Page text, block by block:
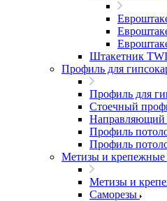
Штакетник
Профиль для
Профиль для
Стоечный
Направляющий
Профиль
Профиль
Метизы и крепежные
Метизы и
Саморезы